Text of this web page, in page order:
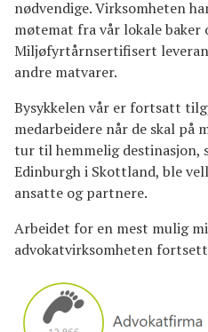
nødvendige. Virksomheten
møtemat fra vår lokale baker
Miljøfyrtårnsertifisert
andre matvarer.
Bysykkelen vår er fortsatt
medarbeidere når de skal på
tur til hemmelig destinasjon,
Edinburgh i Skottland, ble
ansatte og partnere.
Arbeidet for en mest mulig
advokatvirksomheten